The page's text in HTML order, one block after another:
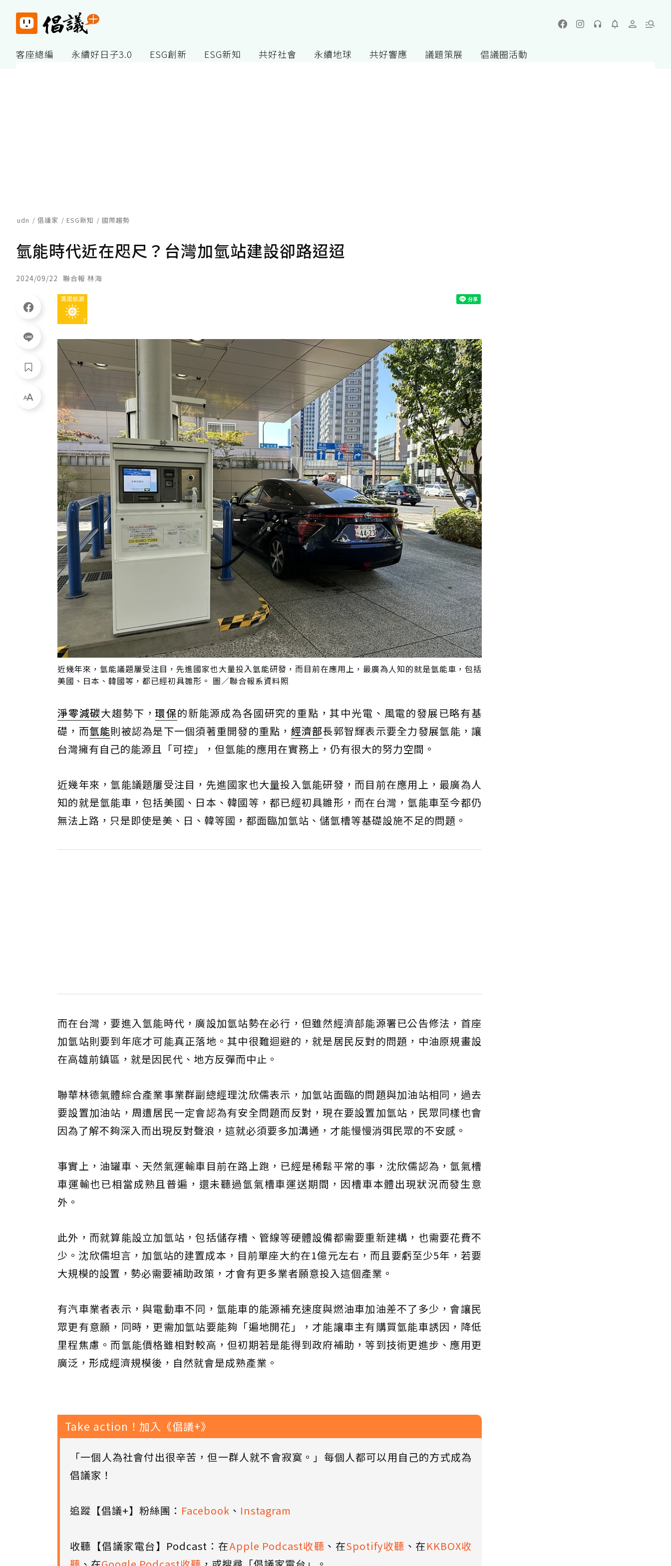
客座總編 永續好日子3.0 ESG創新 ESG新知 共好社會 永續地球 共好響應 議題策展 倡議圈活動
udn 倡議家 ESG新知 國際趨勢
氫能時代近在咫尺？台灣加氫站建設卻路迢迢
2024/09/22 聯合報 林海
近幾年來，氫能議題屢受注目，先進國家也大量投入氫能研發，而目前在應用上，最廣為人知的就是氫能車，包括
美國、日本、韓國等，都已經初具雛形。 圖／聯合報系資料照
淨零減碳大趨勢下，環保的新能源成為各國研究的重點，其中光電、風電的發展已略有基
礎，而氫能則被認為是下一個須著重開發的重點， 經濟部長郭智輝表示要全力發展氫能，讓
台灣擁有自己的能源且「可控」，但氫能的應用在實務上，仍有很大的努力空間。
近幾年來，氫能議題屢受注目，先進國家也大量投入氫能研發，而目前在應用上，最廣為人
知的就是氫能車，包括美國、日本、韓國等，都已經初具雛形，而在台灣，氫能車至今都仍
無法上路，只是即使是美、日、韓等國，都面臨加氫站、儲氫槽等基礎設施不足的問題。
而在台灣，要進入氫能時代，廣設加氫站勢在必行，但雖然經濟部能源署已公告修法，首座
加氫站則要到年底才可能真正落地。其中很難迴避的，就是居民反對的問題，中油原規畫設
在高雄前鎮區，就是因民代、地方反彈而中止。
聯華林德氣體綜合產業事業群副總經理沈欣儒表示，加氫站面臨的問題與加油站相同，過去
要設置加油站，周遭居民一定會認為有安全問題而反對，現在要設置加氫站，民眾同樣也會
因為了解不夠深入而出現反對聲浪，這就必須要多加溝通，才能慢慢消弭民眾的不安感。
事實上，油罐車、天然氣運輸車目前在路上跑，已經是稀鬆平常的事，沈欣儒認為，氫氣槽
車運輸也已相當成熟且普遍，還未聽過氫氣槽車運送期間，因槽車本體出現狀況而發生意
外。
此外，而就算能設立加氫站，包括儲存槽、管線等硬體設備都需要重新建構，也需要花費不
少。沈欣儒坦言，加氫站的建置成本，目前單座大約在1億元左右，而且要虧至少5年，若要
大規模的設置，勢必需要補助政策，才會有更多業者願意投入這個產業。
有汽車業者表示，與電動車不同，氫能車的能源補充速度與燃油車加油差不了多少，會讓民
眾更有意願，同時，更需加氫站要能夠「遍地開花」，才能讓車主有購買氫能車誘因，降低
里程焦慮。而氫能價格雖相對較高，但初期若是能得到政府補助，等到技術更進步、應用更
廣泛，形成經濟規模後，自然就會是成熟產業。
Take action！加入《倡議+》
「一個人為社會付出很辛苦，但一群人就不會寂寞。」每個人都可以用自己的方式成為
倡議家！
追蹤【倡議+】粉絲團： Facebook 、 Instagram
收聽【倡議家電台】Podcast：在Apple Podcast收聽 、在Spotify收聽 、在KKBOX收